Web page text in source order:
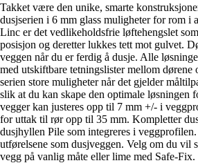
Takket være den unike, smarte
dusjserien i 6 mm glass muligheter for rom i
Linc er det vedlikeholdsfrie løftehengslet
posisjon og deretter lukkes tett mot gulvet.
veggen når du er ferdig å dusje. Alle
med utskiftbare tetningslister mellom
serien store muligheter når det gjelder
slik at du kan skape den optimale løsningen
vegger kan justeres opp til 7 mm +/- i
for uttak til rør opp til 35 mm. Kompletter
dusjhyllen Pile som integreres i
utførelsene som dusjveggen. Velg om du vil
vegg på vanlig måte eller lime med Safe-Fix.